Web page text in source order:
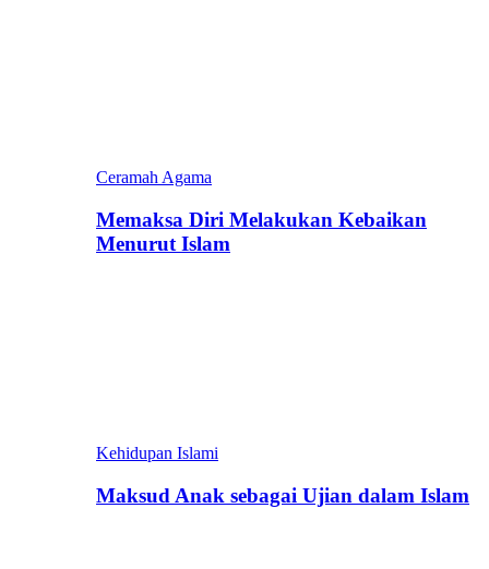
Ceramah Agama
Memaksa Diri Melakukan Kebaikan
Menurut Islam
Kehidupan Islami
Maksud Anak sebagai Ujian dalam Islam